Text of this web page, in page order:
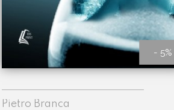
- 5%
Pietro Branca